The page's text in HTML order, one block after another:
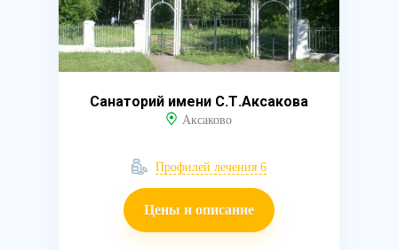
Санаторий имени С.Т.Аксакова
Аксаково
Профилей лечения 6
Цены и описание